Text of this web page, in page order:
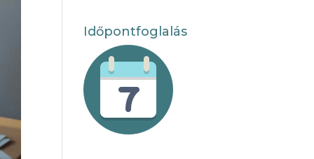
Időpontfoglalás